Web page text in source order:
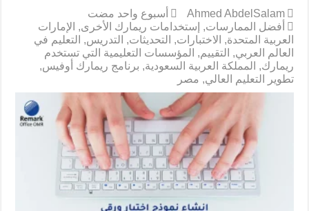
Ahmed AbdelSalam
‏أسبوع واحد مضت
أفضل الممارسات, إستخدامات ريمارك الأخرى, الإمارات
العربية المتحدة, الاختبارات, التحديثات, التدريس, التعليم في
العالم العربي, التقييم, المؤسسات التعليمية التي تستخدم
ريمارك, المملكة العربية السعودية, برنامج ريمارك أوفيس,
تطوير التعليم العالي, مصر